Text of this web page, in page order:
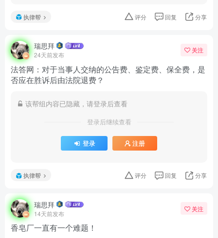
执律帮 评分 回复 分享
瑞思拜
24天前发布
关注
法答网：对于当事人交纳的公告费、鉴定费、保全费，是
否应在胜诉后由法院退费？
该帮组内容已隐藏，请登录后查看
登录后继续查看
登录 注册
执律帮 评分 回复 分享
瑞思拜
14天前发布
关注
香皂厂一直有一个难题！